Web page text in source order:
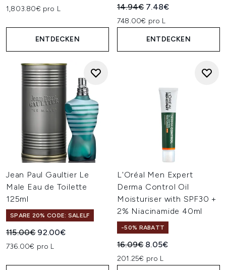
1,803.80€ pro L
ENTDECKEN
Unverbindliche
14.94€ Aktueller Preis:
7.48€
748.00€ pro L
ENTDECKEN
Jean Paul Gaultier Le
Male Eau de Toilette
125ml
SPARE 20% CODE: SALELF
Unverbindliche Preisempfehlung:
115.00€ Aktueller Preis:
92.00€
736.00€ pro L
L'Oréal Men Expert
Derma Control Oil
Moisturiser with SPF30 +
2% Niacinamide 40ml
-50% RABATT
Unverbindliche
16.09€ Aktueller Preis:
8.05€
201.25€ pro L